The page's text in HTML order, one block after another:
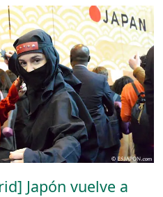
Japón vuelve a